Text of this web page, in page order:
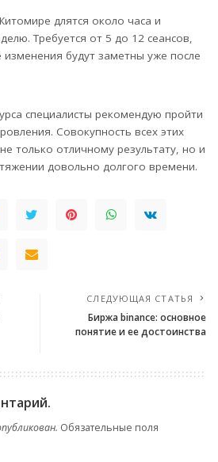
длятся около часа и
Требуется от 5 до 12 сеансов,
будут заметны уже после
специалисты рекомендую пройти
Совокупность всех этих
только отличному результату, но и
довольно долгого времени.
СЛЕДУЮЩАЯ СТАТЬЯ
Биржа binance: основное
понятие и ее достоинства
Обязательные поля